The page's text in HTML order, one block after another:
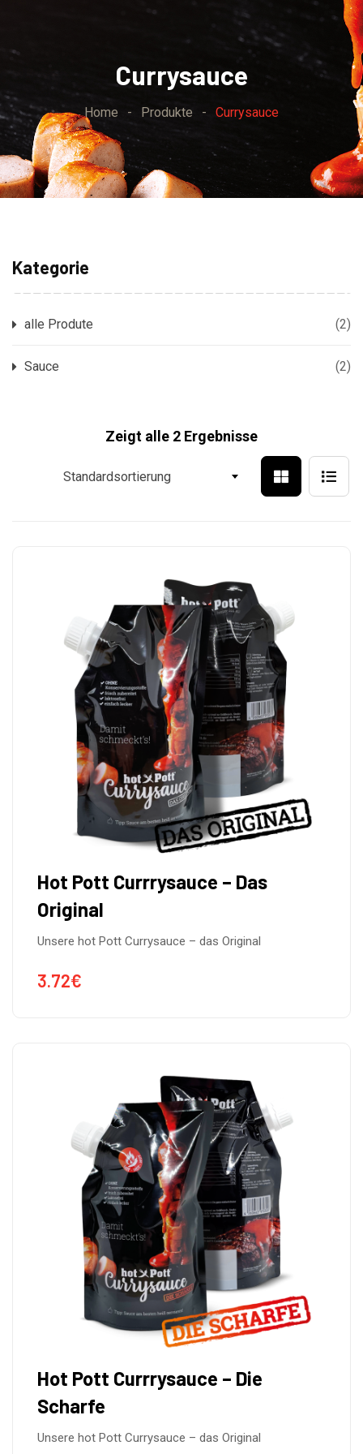
content
Currysauce
Home - Produkte - Currysauce
Kategorie
alle Produte (2)
Sauce (2)
Zeigt alle 2 Ergebnisse
Standardsortierung
Hot Pott Currrysauce – Das
Original
Unsere hot Pott Currysauce – das Original
3.72€
Hot Pott Currrysauce – Die
Scharfe
Unsere hot Pott Currysauce – das Original